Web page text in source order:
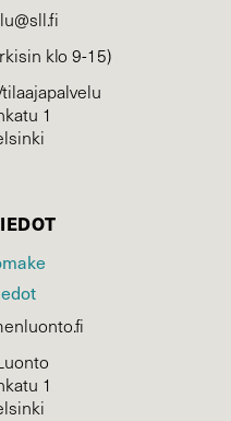
klo 9-15)
1
1